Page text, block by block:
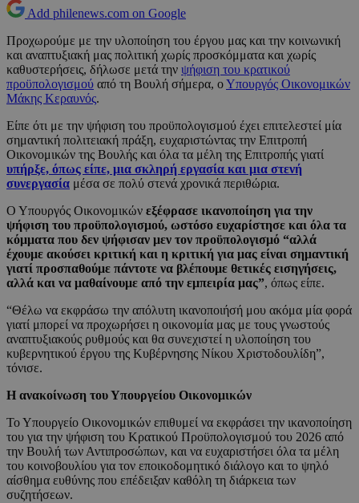
Add philenews.com on Google
Προχωρούμε με την υλοποίηση του έργου μας και την κοινωνική
και αναπτυξιακή μας πολιτική χωρίς προσκόμματα και χωρίς
καθυστερήσεις, δήλωσε μετά την ψήφιση του κρατικού
προϋπολογισμού από τη Βουλή σήμερα, οΥπουργός Οικονομικών
Μάκης Κεραυνός.
Είπε ότι με την ψήφιση του προϋπολογισμού έχει επιτελεστεί μία
σημαντική πολιτειακή πράξη, ευχαριστώντας την Επιτροπή
Οικονομικών της Βουλής και όλα τα μέλη της Επιτροπής γιατί
υπήρξε, όπως είπε, μια σκληρή εργασία και μια στενή
συνεργασία μέσα σε πολύ στενά χρονικά περιθώρια.
Ο Υπουργός Οικονομικών εξέφρασε ικανοποίηση για την
ψήφιση του προϋπολογισμού, ωστόσο ευχαρίστησε και όλα τα
κόμματα που δεν ψήφισαν μεν τον προϋπολογισμό “αλλά
έχουμε ακούσει κριτική και η κριτική για μας είναι σημαντική
γιατί προσπαθούμε πάντοτε να βλέπουμε θετικές εισηγήσεις,
αλλά και να μαθαίνουμε από την εμπειρία μας”, όπως είπε.
“Θέλω να εκφράσω την απόλυτη ικανοποιήσή μου ακόμα μία φορά
γιατί μπορεί να προχωρήσει η οικονομία μας με τους γνωστούς
αναπτυξιακούς ρυθμούς και θα συνεχιστεί η υλοποίηση του
κυβερνητικού έργου της Κυβέρνησης Νίκου Χριστοδουλίδη”,
τόνισε.
Η ανακοίνωση του Υπουργείου Οικονομικών
Το Υπουργείο Οικονομικών επιθυμεί να εκφράσει την ικανοποίηση
του για την ψήφιση του Κρατικού Προϋπολογισμού του 2026 από
την Βουλή των Αντιπροσώπων, και να ευχαριστήσει όλα τα μέλη
του κοινοβουλίου για τον εποικοδομητικό διάλογο και το ψηλό
αίσθημα ευθύνης που επέδειξαν καθόλη τη διάρκεια των
συζητήσεων.